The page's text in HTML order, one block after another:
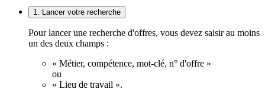
1. Lancer votre recherche
Pour lancer une recherche d'offres, vous devez saisir au moins
un des deux champs :
« Métier, compétence, mot-clé, n° d'offre »
ou
« Lieu de travail ».